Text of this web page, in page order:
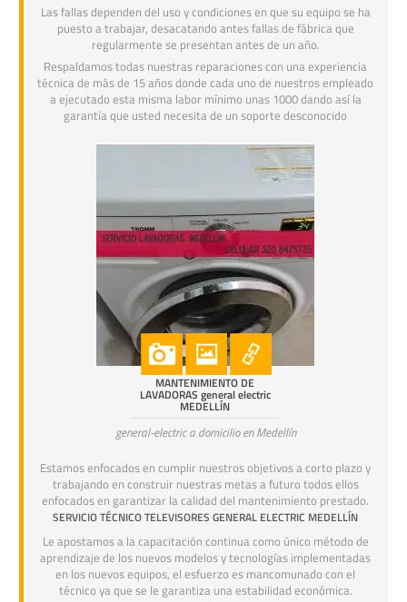
Las fallas dependen del uso y condiciones en que su equipo se ha
puesto a trabajar, desacatando antes fallas de fábrica que
regularmente se presentan antes de un año.
Respaldamos todas nuestras reparaciones con una experiencia
técnica de más de 15 años donde cada uno de nuestros empleado
a ejecutado esta misma labor mínimo unas 1000 dando así la
garantía que usted necesita de un soporte desconocido
MANTENIMIENTO DE
LAVADORAS general electric
MEDELLÍN
general-electric a domicilio en Medellín
Estamos enfocados en cumplir nuestros objetivos a corto plazo y
trabajando en construir nuestras metas a futuro todos ellos
enfocados en garantizar la calidad del mantenimiento prestado.
SERVICIO TÉCNICO TELEVISORES GENERAL ELECTRIC MEDELLÍN
Le apostamos a la capacitación continua como único método de
aprendizaje de los nuevos modelos y tecnologías implementadas
en los nuevos equipos, el esfuerzo es mancomunado con el
técnico ya que se le garantiza una estabilidad económica.